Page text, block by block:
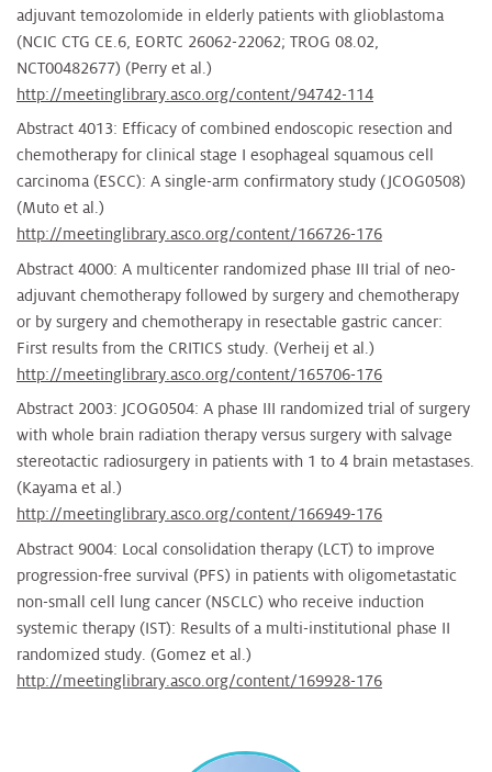
adjuvant temozolomide in elderly patients with glioblastoma
(NCIC CTG CE.6, EORTC 26062-22062; TROG 08.02,
NCT00482677) (Perry et al.)
http://meetinglibrary.asco.org/content/94742-114
Abstract 4013: Efficacy of combined endoscopic resection and
chemotherapy for clinical stage I esophageal squamous cell
carcinoma (ESCC): A single-arm confirmatory study (JCOG0508)
(Muto et al.)
http://meetinglibrary.asco.org/content/166726-176
Abstract 4000: A multicenter randomized phase III trial of neo-
adjuvant chemotherapy followed by surgery and chemotherapy
or by surgery and chemotherapy in resectable gastric cancer:
First results from the CRITICS study. (Verheij et al.)
http://meetinglibrary.asco.org/content/165706-176
Abstract 2003: JCOG0504: A phase III randomized trial of surgery
with whole brain radiation therapy versus surgery with salvage
stereotactic radiosurgery in patients with 1 to 4 brain metastases.
(Kayama et al.)
http://meetinglibrary.asco.org/content/166949-176
Abstract 9004: Local consolidation therapy (LCT) to improve
progression-free survival (PFS) in patients with oligometastatic
non-small cell lung cancer (NSCLC) who receive induction
systemic therapy (IST): Results of a multi-institutional phase II
randomized study. (Gomez et al.)
http://meetinglibrary.asco.org/content/169928-176